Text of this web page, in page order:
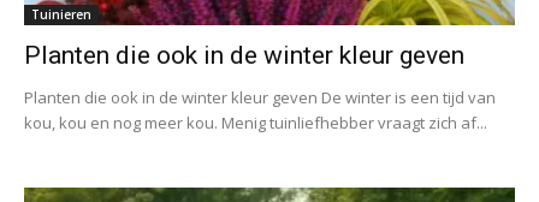
Tuinieren
Planten die ook in de winter kleur geven
Planten die ook in de winter kleur geven De winter is een tijd van
kou, kou en nog meer kou. Menig tuinliefhebber vraagt zich af...